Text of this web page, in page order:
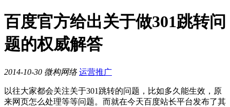
百度官方给出关于做301跳转问
题的权威解答
2014-10-30 微构网络 运营推广
以往大家都会关注关于301跳转的问题，比如多久能生效，原
来网页怎么处理等等问题。而就在今天百度站长平台发布了其